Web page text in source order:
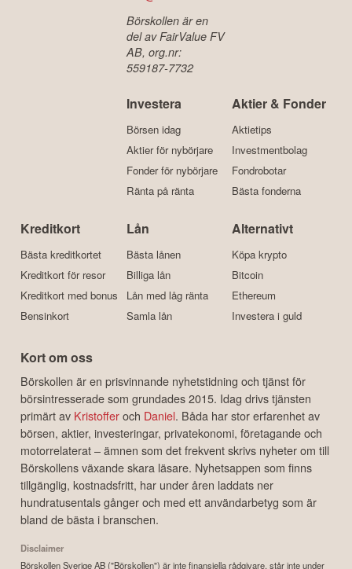
Börskollen är en
del av FairValue FV
AB, org.nr:
559187-7732
Investera
Börsen idag
Aktier för nybörjare
Fonder för nybörjare
Ränta på ränta
Aktier & Fonder
Aktietips
Investmentbolag
Fondrobotar
Bästa fonderna
Kreditkort
Bästa kreditkortet
Kreditkort för resor
Kreditkort med bonus
Bensinkort
Lån
Bästa lånen
Billiga lån
Lån med låg ränta
Samla lån
Alternativt
Köpa krypto
Bitcoin
Ethereum
Investera i guld
Kort om oss
Börskollen är en prisvinnande nyhetstidning och tjänst för
börsintresserade som grundades 2015. Idag drivs tjänsten
primärt av Kristofferoch Daniel. Båda har stor erfarenhet av
börsen, aktier, investeringar, privatekonomi, företagande och
motorrelaterat – ämnen som det frekvent skrivs nyheter om till
Börskollens växande skara läsare. Nyhetsappen som finns
tillgänglig, kostnadsfritt, har under åren laddats ner
hundratusentals gånger och med ett användarbetyg som är
bland de bästa i branschen.
Disclaimer
Börskollen Sverige AB ("Börskollen") är inte finansiella rådgivare, står inte under